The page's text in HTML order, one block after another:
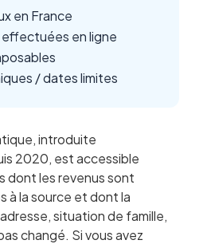
en France
en ligne
/ dates limites
introduite
2020, est accessible
dont les revenus sont
à la source et dont la
situation de famille,
changé. Si vous avez